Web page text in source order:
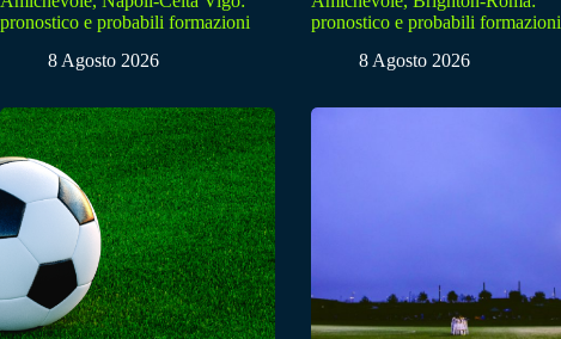
pronostico e probabili formazioni
8 Agosto 2026
pronostico e probabili formazioni
8 Agosto 2026